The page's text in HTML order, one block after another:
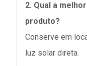
2. Qual a
produto?
Conserve em
luz solar direta.